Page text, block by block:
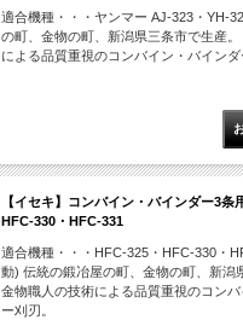
適合機種・・・ヤンマー AJ-323・YH-
の町、金物の町、新潟県三条市で生産
による品質重視のコンバイン・バインダ
【イセキ】コンバイン・バインダー3条
HFC-330・HFC-331
適合機種・・・HFC-325・HFC-330・
動) 伝統の鍛冶屋の町、金物の町、新潟
金物職人の技術による品質重視のコン
ー刈刃。